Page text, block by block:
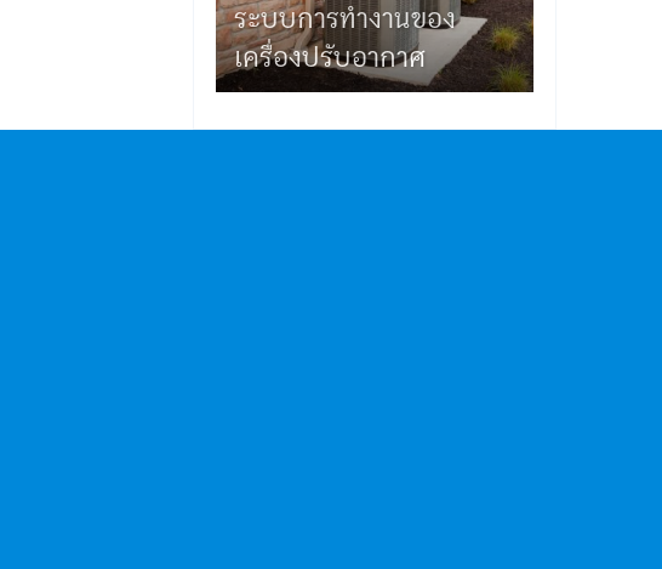
ระบบการทำงานของ
เครื่องปรับอากาศ